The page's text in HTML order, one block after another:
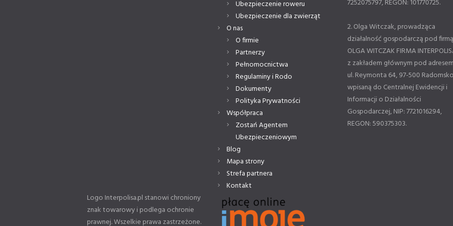
Ubezpieczenie roweru
Ubezpieczenie dla zwierząt
O nas
O firmie
Partnerzy
Pełnomocnictwa
Regulaminy i Rodo
Dokumenty
Polityka Prywatności
Współpraca
Zostań Agentem
Ubezpieczeniowym
Blog
Mapa strony
Strefa partnera
Kontakt
7252075797, REGON: 101770725.
2. Olga Witczak, prowadząca
działalność gospodarczą pod firmą
OLGA WITCZAK FIRMA
z zakładem głównym pod
ul. Reymonta 64, 97-500
wpisaną do Centralnej Ewidencji i
Informacji o Działalności
Gospodarczej, NIP: 7721016294,
REGON: 590375303.
Logo Interpolisa.pl stanowi chroniony
znak towarowy i podlega ochronie
prawnej. Wszelkie prawa zastrzeżone.